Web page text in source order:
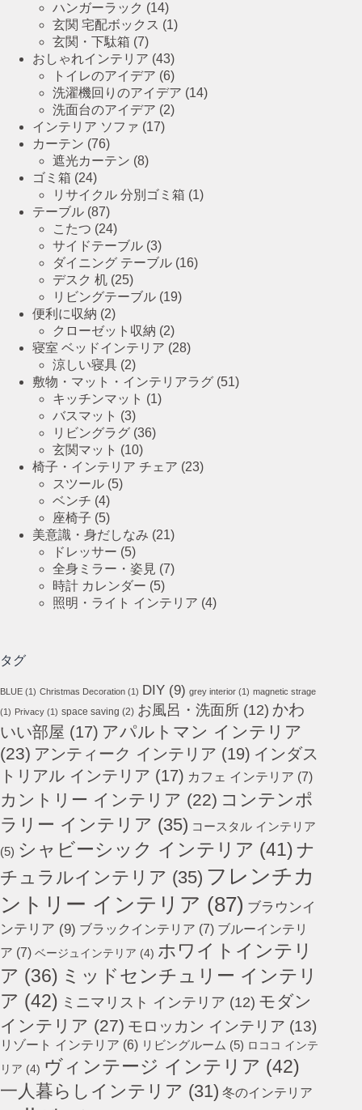
ハンガーラック (14)
玄関 宅配ボックス (1)
玄関・下駄箱 (7)
おしゃれインテリア (43)
トイレのアイデア (6)
洗濯機回りのアイデア (14)
洗面台のアイデア (2)
インテリア ソファ (17)
カーテン (76)
遮光カーテン (8)
ゴミ箱 (24)
リサイクル 分別ゴミ箱 (1)
テーブル (87)
こたつ (24)
サイドテーブル (3)
ダイニング テーブル (16)
デスク 机 (25)
リビングテーブル (19)
便利に収納 (2)
クローゼット収納 (2)
寝室 ベッドインテリア (28)
涼しい寝具 (2)
敷物・マット・インテリアラグ (51)
キッチンマット (1)
バスマット (3)
リビングラグ (36)
玄関マット (10)
椅子・インテリア チェア (23)
スツール (5)
ベンチ (4)
座椅子 (5)
美意識・身だしなみ (21)
ドレッサー (5)
全身ミラー・姿見 (7)
時計 カレンダー (5)
照明・ライト インテリア (4)
タグ
BLUE (1) Christmas Decoration (1) DIY (9) grey interior (1) magnetic strage
(1) Privacy (1) space saving (2) お風呂・洗面所 (12) かわ
いい部屋 (17) アパルトマン インテリア
(23) アンティーク インテリア (19) インダス
トリアル インテリア (17) カフェ インテリア (7)
カントリー インテリア (22) コンテンポ
ラリー インテリア (35) コースタル インテリア
(5) シャビーシック インテリア (41) ナ
チュラルインテリア (35) フレンチカ
ントリー インテリア (87) ブラウンイ
ンテリア (9) ブラックインテリア (7) ブルーインテリ
ア (7) ベージュインテリア (4) ホワイトインテリ
ア (36) ミッドセンチュリー インテリ
ア (42) ミニマリスト インテリア (12) モダン
インテリア (27) モロッカン インテリア (13)
リゾート インテリア (6) リビングルーム (5) ロココ インテ
リア (4) ヴィンテージ インテリア (42)
一人暮らしインテリア (31) 冬のインテリア